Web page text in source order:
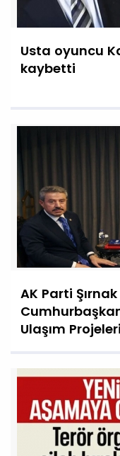
Usta oyuncu
kaybetti
AK Parti
Ulaşım